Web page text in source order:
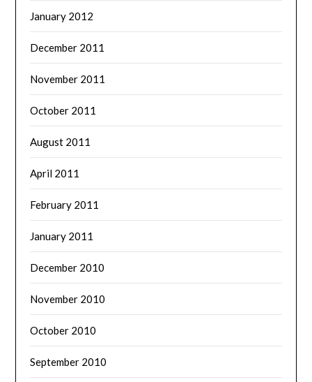
January 2012
December 2011
November 2011
October 2011
August 2011
April 2011
February 2011
January 2011
December 2010
November 2010
October 2010
September 2010